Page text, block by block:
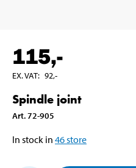
115,-
EX. VAT: 92,-
Spindle joint
Art.72-905
In stock in 46store